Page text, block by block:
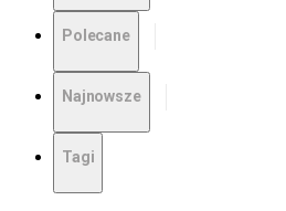
Polecane
Najnowsze
Tagi